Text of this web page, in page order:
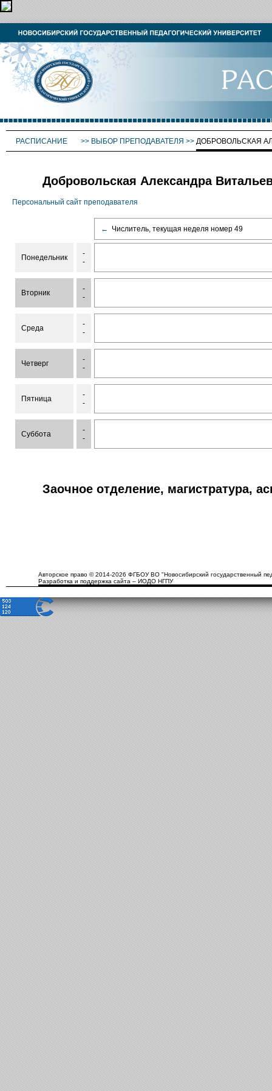
РАСПИСАНИЕ >> ВЫБОР ПРЕПОДАВАТЕЛЯ >> ДОБРОВОЛЬСКАЯ
Добровольская Александра
Персональный сайт преподавателя
← Числитель, текущая неделя номер 49
Понедельник
-
-
Вторник
-
-
Среда
-
-
Четверг
-
-
Пятница
-
-
Суббота
-
-
Заочное отделение, магистратура,
Авторское право © 2014-2026 ФГБОУ ВО "Новосибирский государственный
Разработка и поддержка сайта – ИОДО НГПУ